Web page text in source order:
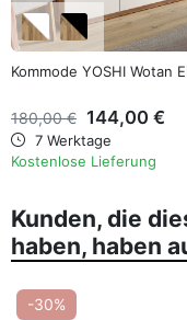
Kommode YOSHI Wotan
180,00 € 144,00 €
7 Werktage
Kostenlose Lieferung
Kunden, die
haben, haben
-30%